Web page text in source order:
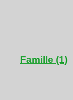
Famille (1)